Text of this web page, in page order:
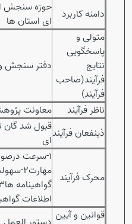
Open
دامنه کاربرد
حوزه سنجش
ای استان ها
متولی و
پاسخگویی
نتایج
فرآیند(صاحب
فرآیند)
دفتر سنجش
ناظر فرآیند
معاونت
ذینفعان فرآیندقبول شد گان
ای
محرک فرآیند
1-سرعت
اطلاعات
قوانین و آیین